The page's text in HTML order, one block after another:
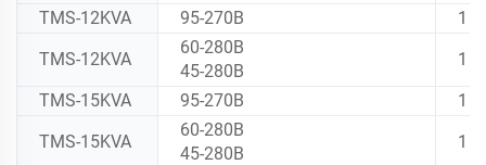
TMS-12KVA
95-270В
1
TMS-12KVA
60-280В
45-280В
1
TMS-15KVA
95-270В
1
TMS-15KVA
60-280В
45-280В
1